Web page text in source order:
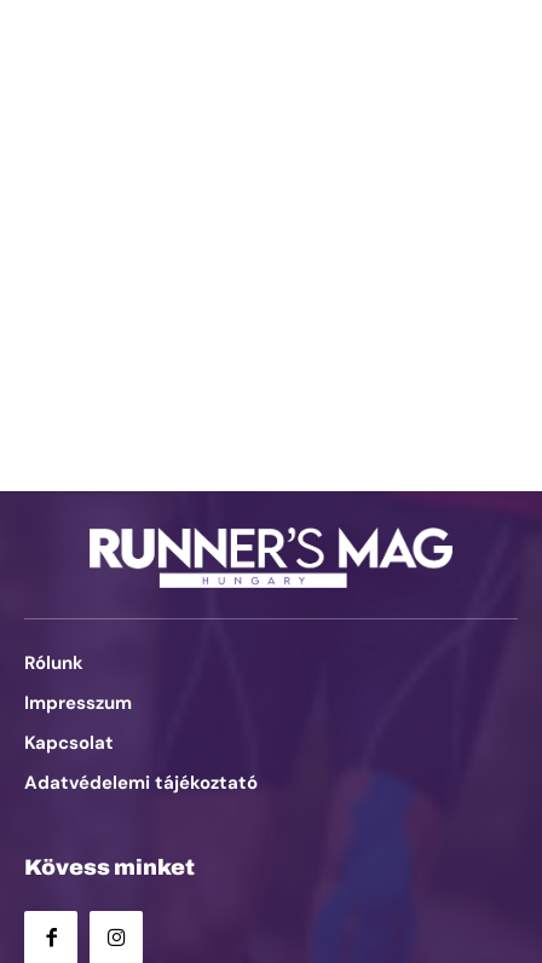
Rólunk
Impresszum
Kapcsolat
Adatvédelemi tájékoztató
Kövess minket